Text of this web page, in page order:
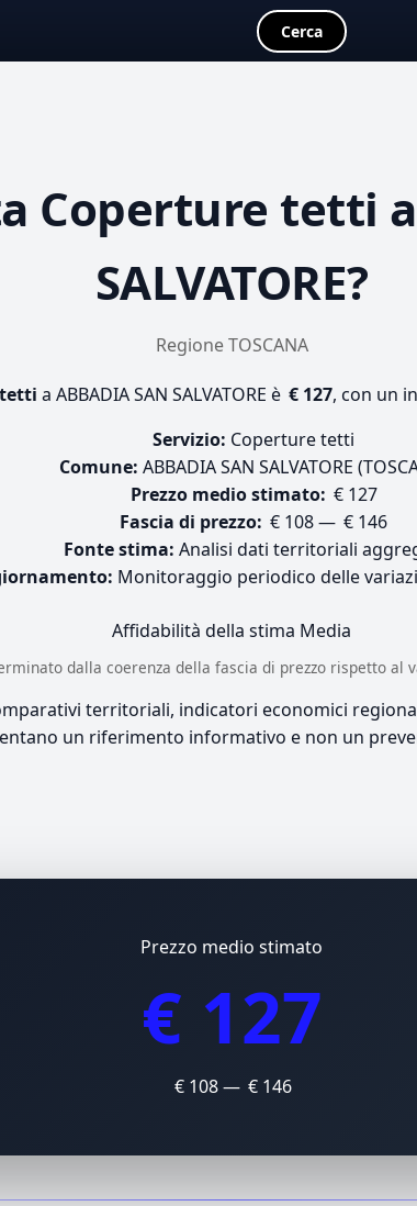
Cerca
Coperture tetti
SALVATORE?
Regione TOSCANA
a ABBADIA SAN SALVATORE è € 127, con un
Servizio: Coperture tetti
Comune: ABBADIA SAN SALVATORE
Prezzo medio stimato: € 127
Fascia di prezzo: € 108 — € 146
Fonte stima: Analisi dati territoriali
Monitoraggio periodico delle
Affidabilità della stima Media
dalla coerenza della fascia di prezzo rispetto al
territoriali, indicatori economici
un riferimento informativo e non un
Prezzo medio stimato
€ 127
€ 108 — € 146